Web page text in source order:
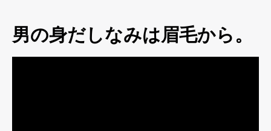
男の身だしなみは眉毛から。